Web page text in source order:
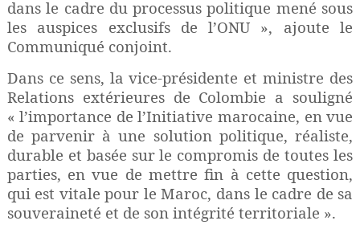
dans le cadre du processus politique mené sous
les auspices exclusifs de l’ONU », ajoute le
Communiqué conjoint.
Dans ce sens, la vice-présidente et ministre des
Relations extérieures de Colombie a souligné
« l’importance de l’Initiative marocaine, en vue
de parvenir à une solution politique, réaliste,
durable et basée sur le compromis de toutes les
parties, en vue de mettre fin à cette question,
qui est vitale pour le Maroc, dans le cadre de sa
souveraineté et de son intégrité territoriale ».